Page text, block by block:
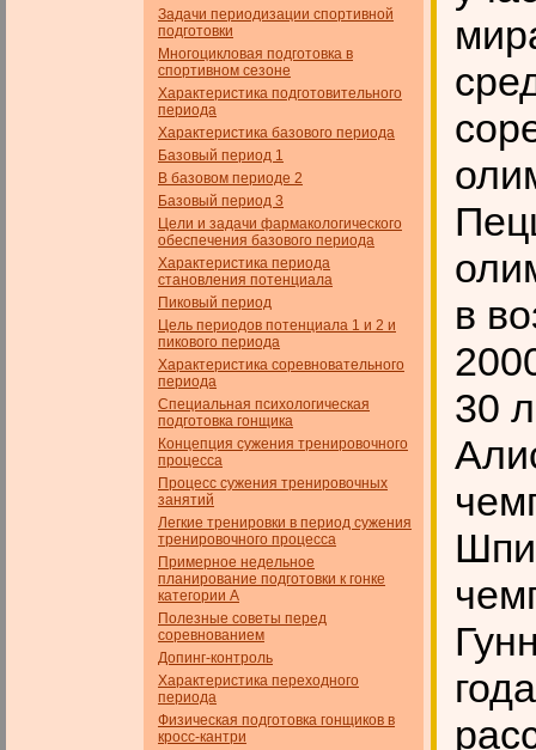
Задачи периодизации спортивной
подготовки
Многоцикловая подготовка в
спортивном сезоне
Характеристика подготовительного
периода
Характеристика базового периода
Базовый период 1
В базовом периоде 2
Базовый период 3
Цели и задачи фармакологического
обеспечения базового пе­риода
Характеристика периода
становления потенциала
Пиковый период
Цель периодов потенциала 1 и 2 и
пикового периода
Характеристика соревновательного
периода
Специальная психологическая
подготовка гонщика
Концепция сужения тренировочного
процесса
Процесс сужения тренировочных
занятий
Легкие тренировки в период сужения
тренировочного процесса
Примерное недельное
планирование подготовки к гонке
категории А
Полезные советы перед
соревнованием
Допинг-контроль
Характеристика переходного
периода
Физическая подготовка гонщиков в
кросс-кантри
в
30